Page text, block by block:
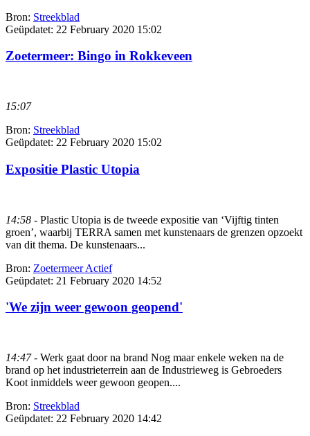
Bron: Streekblad
Geüpdatet: 22 February 2020 15:02
Zoetermeer: Bingo in Rokkeveen
15:07
Bron: Streekblad
Geüpdatet: 22 February 2020 15:02
Expositie Plastic Utopia
14:58 - Plastic Utopia is de tweede expositie van ‘Vijftig tinten
groen’, waarbij TERRA samen met kunstenaars de grenzen opzoekt
van dit thema. De kunstenaars...
Bron: Zoetermeer Actief
Geüpdatet: 21 February 2020 14:52
'We zijn weer gewoon geopend'
14:47- Werk gaat door na brand Nog maar enkele weken na de
brand op het industrieterrein aan de Industrieweg is Gebroeders
Koot inmiddels weer gewoon geopen....
Bron: Streekblad
Geüpdatet: 22 February 2020 14:42